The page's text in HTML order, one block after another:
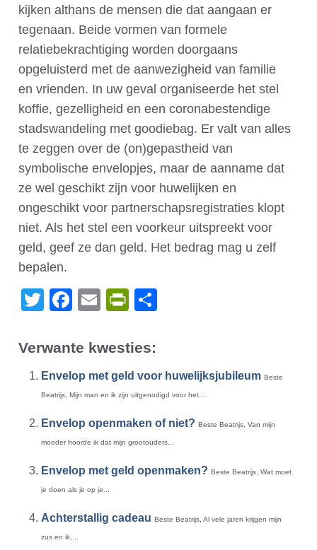
kijken althans de mensen die dat aangaan er
tegenaan. Beide vormen van formele
relatiebekrachtiging worden doorgaans
opgeluisterd met de aanwezigheid van familie
en vrienden. In uw geval organiseerde het stel
koffie, gezelligheid en een coronabestendige
stadswandeling met goodiebag. Er valt van alles
te zeggen over de (on)gepastheid van
symbolische envelopjes, maar de aanname dat
ze wel geschikt zijn voor huwelijken en
ongeschikt voor partnerschapsregistraties klopt
niet. Als het stel een voorkeur uitspreekt voor
geld, geef ze dan geld. Het bedrag mag u zelf
bepalen.
TwitterFacebook
EmailPrintFriendly
Verwante kwesties:
Envelop met geld voor huwelijksjubileum Beste
Beatrijs, Mijn man en ik zijn uitgenodigd voor het...
Envelop openmaken of niet? Beste Beatrijs, Van mijn
moeder hoorde ik dat mijn grootouders...
Envelop met geld openmaken? Beste Beatrijs, Wat moet
je doen als je op je...
Achterstallig cadeau Beste Beatrijs, Al vele jaren krijgen mijn
zus en ik,...